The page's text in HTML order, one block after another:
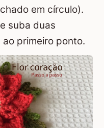
em círculo).
suba duas
primeiro ponto.